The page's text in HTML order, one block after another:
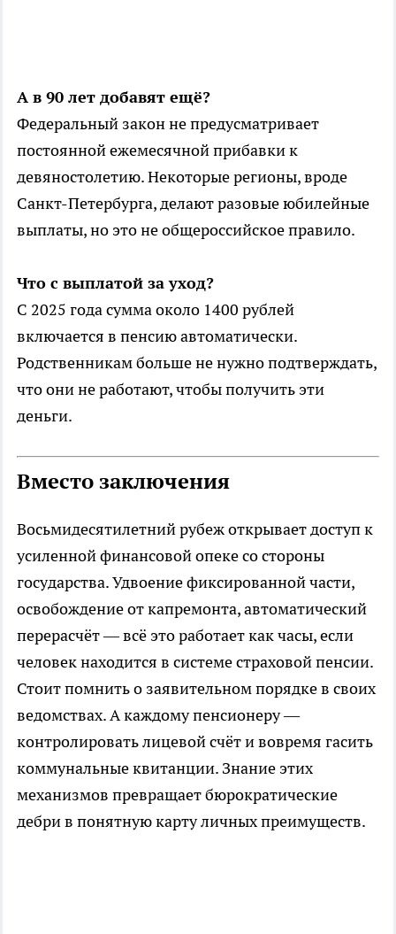
А в 90 лет добавят ещё?
Федеральный закон не предусматривает
постоянной ежемесячной прибавки к
девяностолетию. Некоторые регионы, вроде
Санкт-Петербурга, делают разовые юбилейные
выплаты, но это не общероссийское правило.
Что с выплатой за уход?
С 2025 года сумма около 1400 рублей
включается в пенсию автоматически.
Родственникам больше не нужно подтверждать,
что они не работают, чтобы получить эти
деньги.
Вместо заключения
Восьмидесятилетний рубеж открывает доступ к
усиленной финансовой опеке со стороны
государства. Удвоение фиксированной части,
освобождение от капремонта, автоматический
перерасчёт — всё это работает как часы, если
человек находится в системе страховой пенсии.
Стоит помнить о заявительном порядке в своих
ведомствах. А каждому пенсионеру —
контролировать лицевой счёт и вовремя гасить
коммунальные квитанции. Знание этих
механизмов превращает бюрократические
дебри в понятную карту личных преимуществ.